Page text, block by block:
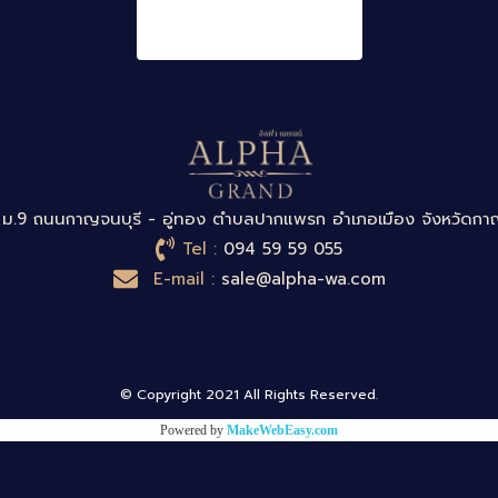
.9 ถนนกาญจนบุรี - อู่ทอง ตำบลปากแพรก อำเภอเมือง จังหวัดก
Tel : 094 59 59 055
E-mail : sale@alpha-wa.com
© Copyright 2021 All Rights Reserved.
Powered by MakeWebEasy.com